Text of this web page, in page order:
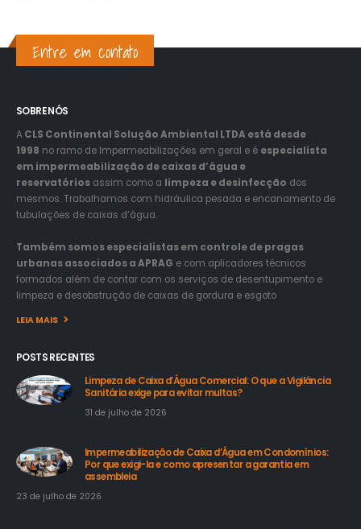
Entre em contato
SOBRE NÓS
ACLS Continental Solução Ambiental LTDA está desde
1998 no ramo de Impermeabilizações em geral e é especialista
em impermeabilização de caixas d’água e
reservatórios assim como a limpeza e desinfecção dos
mesmos. Trabalhamos com hidráulica pesada e encanamento de
tubulações de caixas d’água.
Também somos especialistas em controle de pragas
urbanas associados a APRAG e com aplicadores técnicos
formados além de contar com os serviços de desentupimento e
limpeza e desobstrução de caixas de gordura e esgoto
LEIA MAIS
POSTS RECENTES
Limpeza de Caixa d’Água Comercial: O que a Vigilância
Sanitária exige para evitar multas?
31 de julho de 2026
Impermeabilização de Caixa d’Água em Condomínios:
Por que exigi-la e como apresentar a garantia em
assembleia
23 de julho de 2026